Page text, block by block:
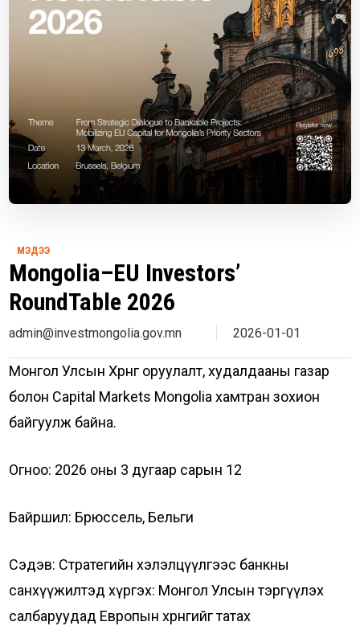
МЭДЭЭ
Mongolia–EU Investors’
RoundTable 2026
admin@investmongolia.gov.mn 2026-01-01
Монгол Улсын Хөрөнгө оруулалт, худалдааны газар
болон Capital Markets Mongolia хамтран зохион
байгуулж байна.
Огноо: 2026 оны 3 дугаар сарын 12
Байршил: Брюссель, Бельги
Сэдэв: Стратегийн хэлэлцүүлгээс банкны
санхүүжилтэд хүргэх: Монгол Улсын тэргүүлэх
салбаруудад Европын хөрөнгийг татах